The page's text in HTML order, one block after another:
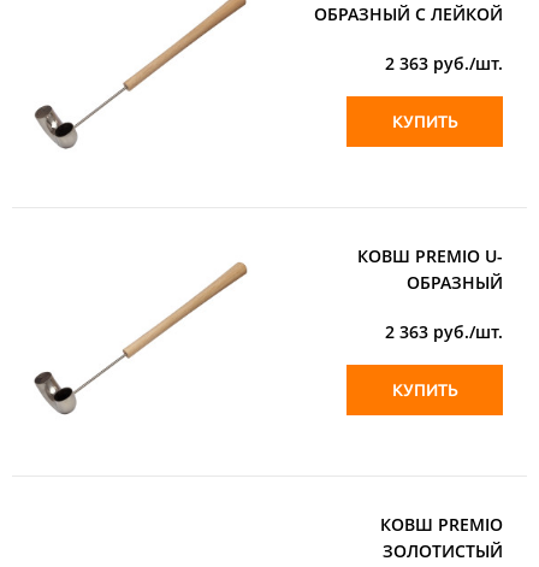
ОБРАЗНЫЙ С ЛЕЙКОЙ
2 363 руб./шт.
КУПИТЬ
КОВШ PREMIO U-
ОБРАЗНЫЙ
2 363 руб./шт.
КУПИТЬ
КОВШ PREMIO
ЗОЛОТИСТЫЙ